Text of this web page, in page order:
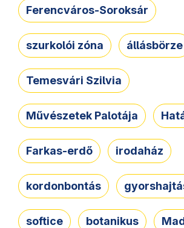
Ferencváros-Soroksár
szurkolói zóna állásbörze
Temesvári Szilvia
Művészetek Palotája
Farkas-erdő irodaház
kordonbontás
softice botanikus